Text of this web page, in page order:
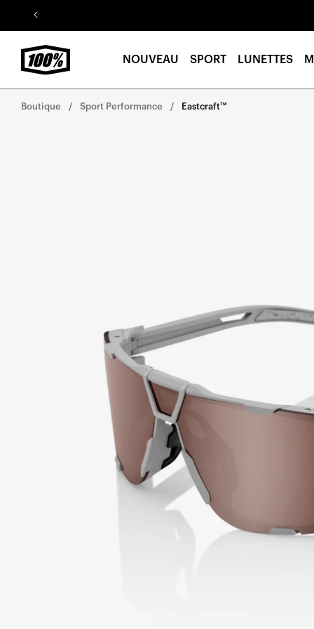
Aller au
contenu
NOUVEAU SPORT LUNETTES
Boutique Sport Performance Eastcraft™